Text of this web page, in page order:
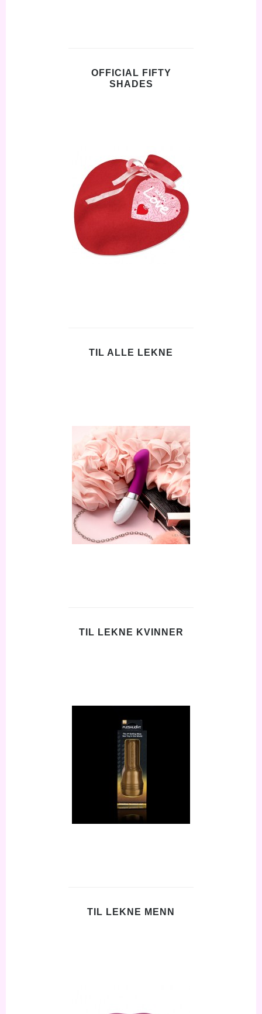
OFFICIAL FIFTY
SHADES
TIL ALLE LEKNE
TIL LEKNE KVINNER
TIL LEKNE MENN